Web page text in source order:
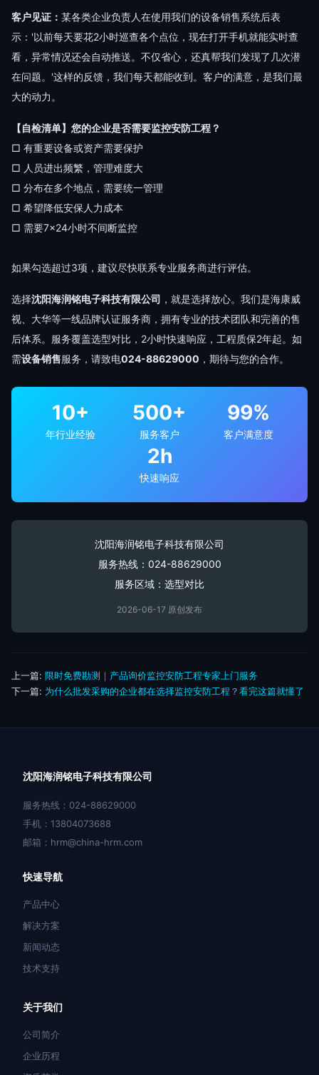
客户见证： 某各类企业负责人在使用我们的设备销售系统后表
示：'以前每天要花2小时巡查各个点位，现在打开手机就能实时查
看，异常情况还会自动推送。不仅省心，还真帮我们发现了几次潜
在问题。'这样的反馈，我们每天都能收到。客户的满意，是我们最
大的动力。
【自检清单】您的企业是否需要监控安防工程？
□ 有重要设备或资产需要保护
□ 人员进出频繁，管理难度大
□ 分布在多个地点，需要统一管理
□ 希望降低安保人力成本
□ 需要7×24小时不间断监控
如果勾选超过3项，建议尽快联系专业服务商进行评估。
选择沈阳海润铭电子科技有限公司 ，就是选择放心。我们是海康威
视、大华等一线品牌认证服务商，拥有专业的技术团队和完善的售
后体系。服务覆盖选型对比，2小时快速响应，工程质保2年起。如
需设备销售服务，请致电024-88629000 ，期待与您的合作。
10+
年行业经验
500+
服务客户
99%
客户满意度
2h
快速响应
沈阳海润铭电子科技有限公司
服务热线： 024-88629000
服务区域：选型对比
2026-06-17 原创发布
上一篇: 限时免费勘测｜产品询价监控安防工程专家上门服务
下一篇: 为什么批发采购的企业都在选择监控安防工程？看完这篇就懂了
沈阳海润铭电子科技有限公司
服务热线：024-88629000
手机：13804073688
邮箱：hrm@china-hrm.com
快速导航
产品中心
解决方案
新闻动态
技术支持
关于我们
公司简介
企业历程